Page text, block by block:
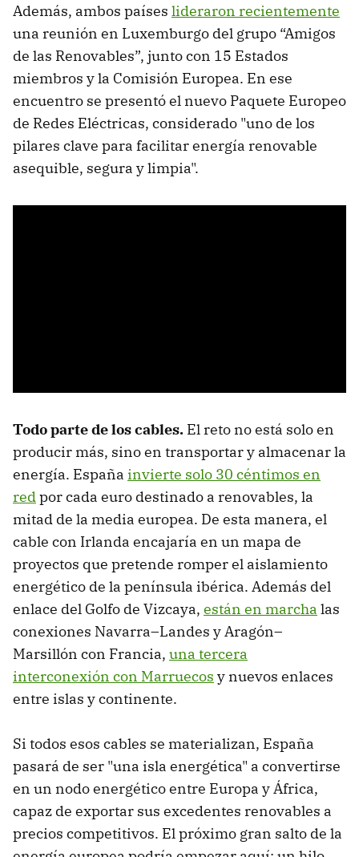
Además, ambos países lideraron recientemente
una reunión en Luxemburgo del grupo “Amigos
de las Renovables”, junto con 15 Estados
miembros y la Comisión Europea. En ese
encuentro se presentó el nuevo Paquete Europeo
de Redes Eléctricas, considerado "uno de los
pilares clave para facilitar energía renovable
asequible, segura y limpia".
Todo parte de los cables. El reto no está solo en
producir más, sino en transportar y almacenar la
energía. España invierte solo 30 céntimos en
redpor cada euro destinado a renovables, la
mitad de la media europea. De esta manera, el
cable con Irlanda encajaría en un mapa de
proyectos que pretende romper el aislamiento
energético de la península ibérica. Además del
enlace del Golfo de Vizcaya, están en marcha las
conexiones Navarra–Landes y Aragón–
Marsillón con Francia, una tercera
interconexión con Marruecos y nuevos enlaces
entre islas y continente.
Si todos esos cables se materializan, España
pasará de ser "una isla energética" a convertirse
en un nodo energético entre Europa y África,
capaz de exportar sus excedentes renovables a
precios competitivos. El próximo gran salto de la